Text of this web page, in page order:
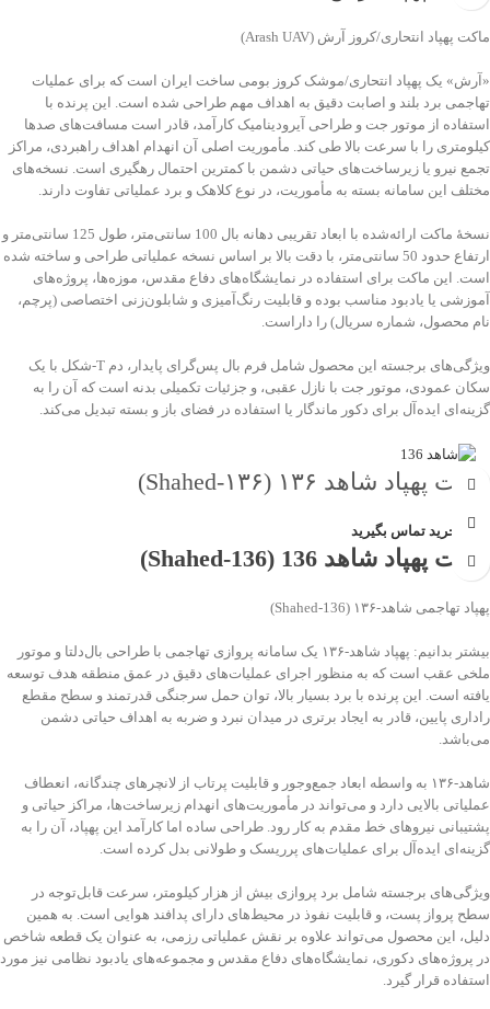
ماکت پهپاد انتحاری/کروز آرش (Arash UAV)
«آرش» یک پهپاد انتحاری/موشک کروز بومی ساخت ایران است که برای عملیات
تهاجمی برد بلند و اصابت دقیق به اهداف مهم طراحی شده است. این پرنده با
استفاده از موتور جت و طراحی آیرودینامیک کارآمد، قادر است مسافت‌های صدها
کیلومتری را با سرعت بالا طی کند. مأموریت اصلی آن انهدام اهداف راهبردی، مراکز
تجمع نیرو یا زیرساخت‌های حیاتی دشمن با کمترین احتمال رهگیری است. نسخه‌های
مختلف این سامانه بسته به مأموریت، در نوع کلاهک و برد عملیاتی تفاوت دارند.
نسخهٔ ماکت ارائه‌شده با ابعاد تقریبی دهانه بال 100 سانتی‌متر، طول 125 سانتی‌متر و
ارتفاع حدود 50 سانتی‌متر، با دقت بالا بر اساس نسخه عملیاتی طراحی و ساخته شده
است. این ماکت برای استفاده در نمایشگاه‌های دفاع مقدس، موزه‌ها، پروژه‌های
آموزشی یا یادبود مناسب بوده و قابلیت رنگ‌آمیزی و شابلون‌زنی اختصاصی (پرچم،
نام محصول، شماره سریال) را داراست.
ویژگی‌های برجسته این محصول شامل فرم بال پس‌گرای پایدار، دم T‑شکل با یک
سکان عمودی، موتور جت با نازل عقبی، و جزئیات تکمیلی بدنه است که آن را به
گزینه‌ای ایده‌آل برای دکور ماندگار یا استفاده در فضای باز و بسته تبدیل می‌کند.
ماکت پهپاد شاهد ۱۳۶ (Shahed‑۱۳۶)
جهت خرید تماس بگیرید
ماکت پهپاد شاهد 136 (Shahed‑136)
پهپاد تهاجمی شاهد‑۱۳۶ (Shahed‑136)
بیشتر بدانیم: پهپاد شاهد‑۱۳۶ یک سامانه پروازی تهاجمی با طراحی بال‌دلتا و موتور
ملخی عقب است که به منظور اجرای عملیات‌های دقیق در عمق منطقه هدف توسعه
یافته است. این پرنده با برد بسیار بالا، توان حمل سرجنگی قدرتمند و سطح مقطع
راداری پایین، قادر به ایجاد برتری در میدان نبرد و ضربه به اهداف حیاتی دشمن
می‌باشد.
شاهد‑۱۳۶ به واسطه ابعاد جمع‌وجور و قابلیت پرتاب از لانچرهای چندگانه، انعطاف
عملیاتی بالایی دارد و می‌تواند در مأموریت‌های انهدام زیرساخت‌ها، مراکز حیاتی و
پشتیبانی نیروهای خط مقدم به کار رود. طراحی ساده اما کارآمد این پهپاد، آن را به
گزینه‌ای ایده‌آل برای عملیات‌های پرریسک و طولانی بدل کرده است.
ویژگی‌های برجسته شامل برد پروازی بیش از هزار کیلومتر، سرعت قابل‌توجه در
سطح پرواز پست، و قابلیت نفوذ در محیط‌های دارای پدافند هوایی است. به همین
دلیل، این محصول می‌تواند علاوه بر نقش عملیاتی رزمی، به عنوان یک قطعه شاخص
در پروژه‌های دکوری، نمایشگاه‌های دفاع مقدس و مجموعه‌های یادبود نظامی نیز مورد
استفاده قرار گیرد.